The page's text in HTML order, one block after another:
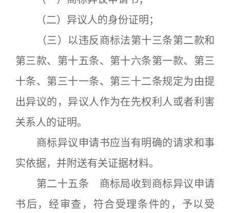
（二）异议人的身份证明；
（三）以违反商标法第十三条第二款和
第三款、第十五条、第十六条第一款、第三
十条、第三十一条、第三十二条规定为由提
出异议的，异议人作为在先权利人或者利害
关系人的证明。
商标异议申请书应当有明确的请求和事
实依据，并附送有关证据材料。
第二十五条 商标局收到商标异议申请
书后，经审查，符合受理条件的，予以受